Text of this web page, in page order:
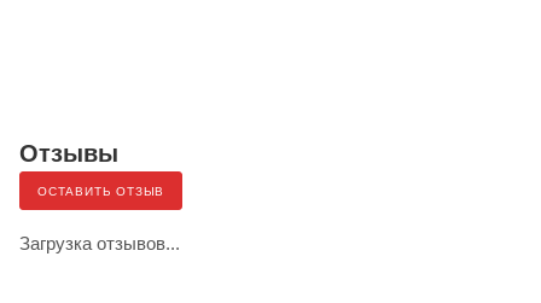
Отзывы
ОСТАВИТЬ ОТЗЫВ
Загрузка отзывов...